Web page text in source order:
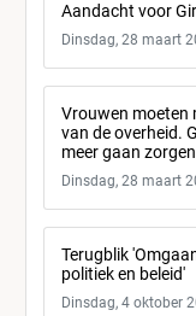
Aandacht voor
Dinsdag, 28 maart
Vrouwen moeten
van de overheid.
meer gaan
Dinsdag, 28 maart
Terugblik
politiek en beleid'
Dinsdag, 4 oktober